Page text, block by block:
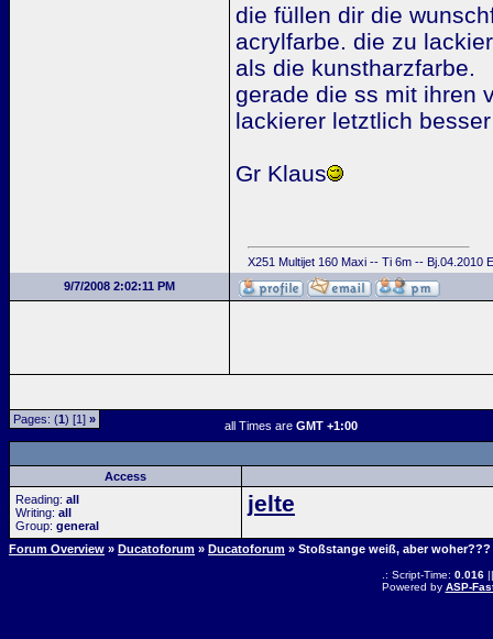
die füllen dir die
acrylfarbe. die zu
als die kunstharzfarbe.
gerade die ss mit ihren
lackierer letztlich
Gr Klaus
X251 Multijet 160 Maxi -- Ti 6m -- Bj.04.2010
9/7/2008 2:02:11 PM
Pages: (1) [1] » all Times are GMT +1:00
Access
Reading: all
Writing: all
Group: general
jelte
Forum Overview » Ducatoforum » Ducatoforum » Stoßstange weiß, aber woher???
.: Script-Time: 0.016||
Powered by ASP-